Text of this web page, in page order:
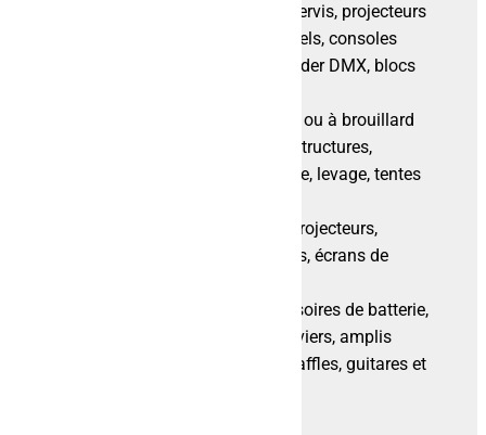
Éclairage : projecteurs asservis, projecteurs
LED, projecteurs traditionnels, consoles
DMX, splitter, merger, recorder DMX, blocs
Effets : machines à fumée ou à brouillard
Équipements scéniques : structures,
praticables, pieds de levage, levage, tentes
Vidéo : écrans LED, vidéoprojecteurs,
et caméras, écrans de
Backline : batteries, accessoires de batterie,
percussions, pianos et claviers, amplis
guitares, amplis basses, baffles, guitares et